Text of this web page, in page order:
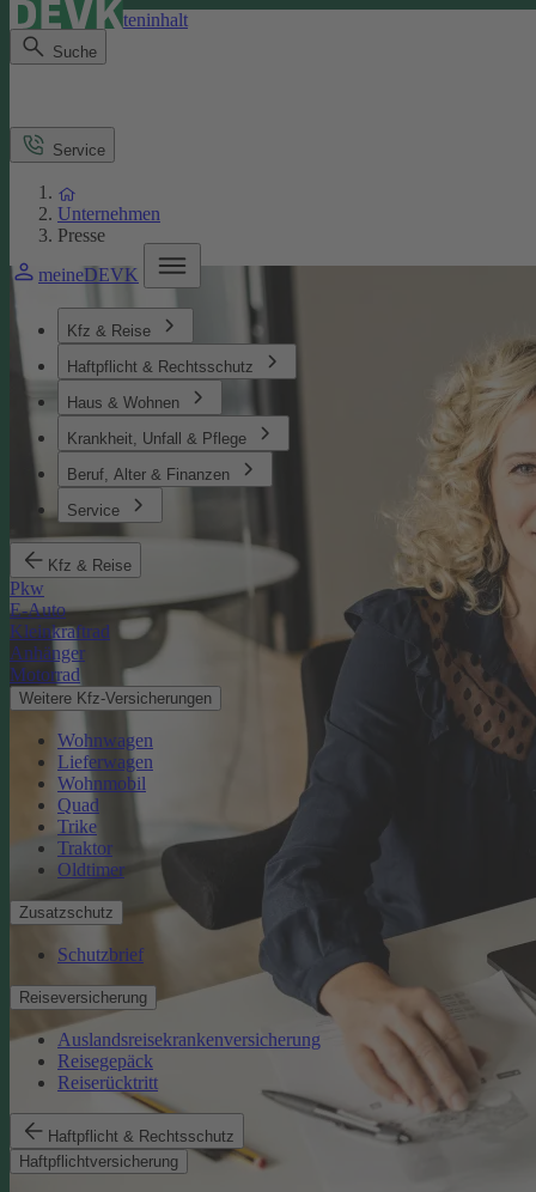
Direkt zum Seiteninhalt
Suche
meineDEVK
Kfz & Reise
Haftpflicht & Rechtsschutz
Haus & Wohnen
Krankheit, Unfall & Pflege
Beruf, Alter & Finanzen
Service
Kfz & Reise
Pkw
E-Auto
Kleinkraftrad
Anhänger
Motorrad
Weitere Kfz-Versicherungen
Wohnwagen
Lieferwagen
Wohnmobil
Quad
Trike
Traktor
Oldtimer
Zusatzschutz
Schutzbrief
Reiseversicherung
Auslandsreisekrankenversicherung
Reisegepäck
Reiserücktritt
Haftpflicht & Rechtsschutz
Haftpflichtversicherung
Service
Unternehmen
Presse